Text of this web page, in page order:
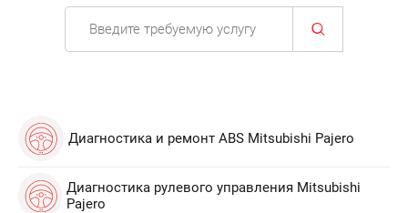
Диагностика и ремонт ABS Mitsubishi Pajero
Диагностика рулевого управления Mitsubishi
Pajero